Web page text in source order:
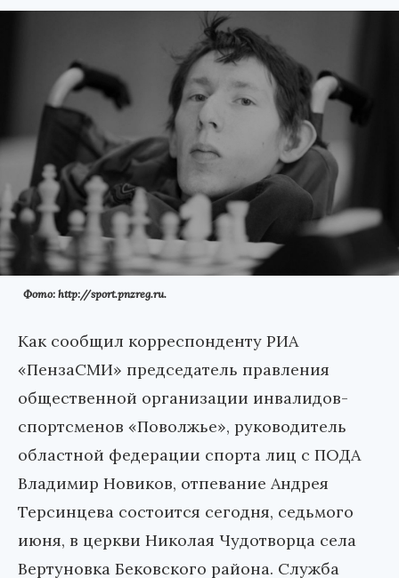
Фото: http://sport.pnzreg.ru.
Как сообщил корреспонденту РИА
«ПензаСМИ» председатель правления
общественной организации инвалидов-
спортсменов «Поволжье», руководитель
областной федерации спорта лиц с ПОДА
Владимир Новиков, отпевание Андрея
Терсинцева состоится сегодня, седьмого
июня, в церкви Николая Чудотворца села
Вертуновка Бековского района. Служба